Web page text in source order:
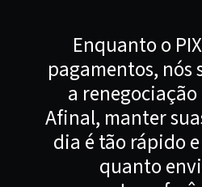
Enquanto o
pagamentos,
a
Afinal, manter
dia é tão rápido
quanto